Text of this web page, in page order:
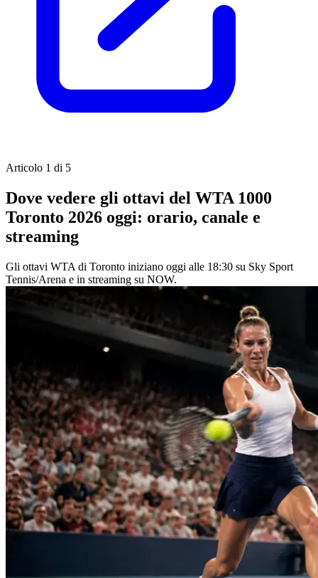
Articolo 1 di 5
Dove vedere gli ottavi del WTA 1000
Toronto 2026 oggi: orario, canale e
streaming
Gli ottavi WTA di Toronto iniziano oggi alle 18:30 su Sky Sport
Tennis/Arena e in streaming su NOW.